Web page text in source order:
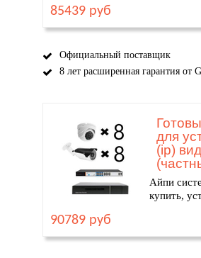
85439 руб
Официальный поставщик
8 лет расширенная гарантия от
для
(ip)
Айпи
купить,
90789 руб